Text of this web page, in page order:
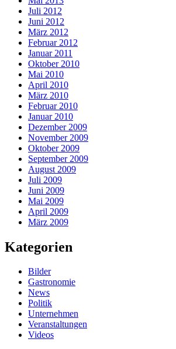
Juli 2012
Juni 2012
März 2012
Februar 2012
Januar 2011
Oktober 2010
Mai 2010
April 2010
März 2010
Februar 2010
Januar 2010
Dezember 2009
November 2009
Oktober 2009
September 2009
August 2009
Juli 2009
Juni 2009
Mai 2009
April 2009
März 2009
Kategorien
Bilder
Gastronomie
News
Politik
Unternehmen
Veranstaltungen
Videos